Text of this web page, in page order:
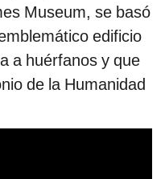
Museum, se basó
edificio
a huérfanos y que
de la Humanidad